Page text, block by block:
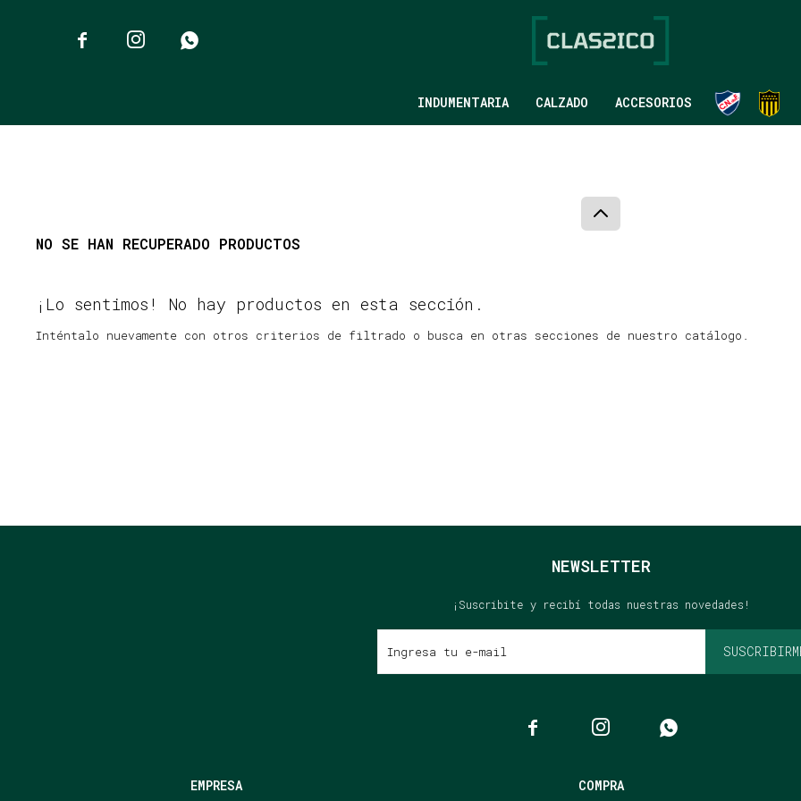
INDUMENTARIA CALZADO ACCESORIOS
  
NO SE HAN RECUPERADO PRODUCTOS
¡Lo sentimos! No hay productos en esta sección.
Inténtalo nuevamente con otros criterios de filtrado o busca en otras secciones de nuestro catálogo.
EMPRESA COMPRA
NEWSLETTER
¡Suscribite y recibí todas nuestras novedades!
  